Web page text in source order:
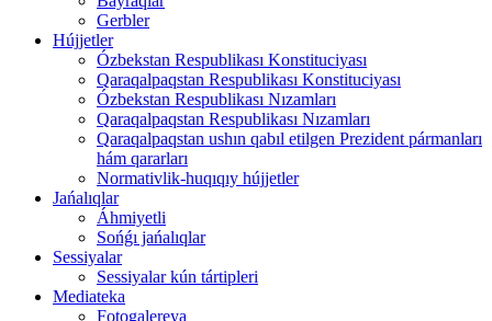
Gerbler
Hújjetler
Ózbekstan Respublikası Konstituciyası
Qaraqalpaqstan Respublikası Konstituciyası
Ózbekstan Respublikası Nızamları
Qaraqalpaqstan Respublikası Nızamları
Qaraqalpaqstan ushın qabıl etilgen Prezident pármanları
hám qararları
Normativlik-huqıqıy hújjetler
Jańalıqlar
Áhmiyetli
Sońǵı jańalıqlar
Sessiyalar
Sessiyalar kún tártipleri
Mediateka
Fotogalereya